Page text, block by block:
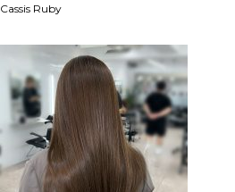
Cassis Ruby